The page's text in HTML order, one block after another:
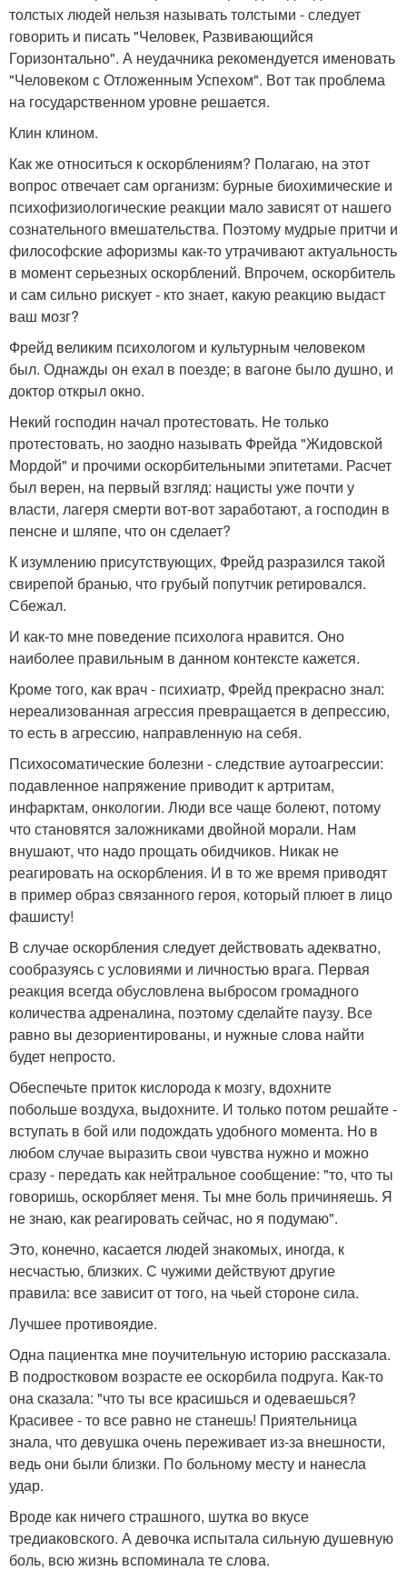
толстых людей нельзя называть толстыми - следует
говорить и писать "Человек, Развивающийся
Горизонтально". А неудачника рекомендуется именовать
"Человеком с Отложенным Успехом". Вот так проблема
на государственном уровне решается.
Клин клином.
Как же относиться к оскорблениям? Полагаю, на этот
вопрос отвечает сам организм: бурные биохимические и
психофизиологические реакции мало зависят от нашего
сознательного вмешательства. Поэтому мудрые притчи и
философские афоризмы как-то утрачивают актуальность
в момент серьезных оскорблений. Впрочем, оскорбитель
и сам сильно рискует - кто знает, какую реакцию выдаст
ваш мозг?
Фрейд великим психологом и культурным человеком
был. Однажды он ехал в поезде; в вагоне было душно, и
доктор открыл окно.
Некий господин начал протестовать. Не только
протестовать, но заодно называть Фрейда "Жидовской
Мордой" и прочими оскорбительными эпитетами. Расчет
был верен, на первый взгляд: нацисты уже почти у
власти, лагеря смерти вот-вот заработают, а господин в
пенсне и шляпе, что он сделает?
К изумлению присутствующих, Фрейд разразился такой
свирепой бранью, что грубый попутчик ретировался.
Сбежал.
И как-то мне поведение психолога нравится. Оно
наиболее правильным в данном контексте кажется.
Кроме того, как врач - психиатр, Фрейд прекрасно знал:
нереализованная агрессия превращается в депрессию,
то есть в агрессию, направленную на себя.
Психосоматические болезни - следствие аутоагрессии:
подавленное напряжение приводит к артритам,
инфарктам, онкологии. Люди все чаще болеют, потому
что становятся заложниками двойной морали. Нам
внушают, что надо прощать обидчиков. Никак не
реагировать на оскорбления. И в то же время приводят
в пример образ связанного героя, который плюет в лицо
фашисту!
В случае оскорбления следует действовать адекватно,
сообразуясь с условиями и личностью врага. Первая
реакция всегда обусловлена выбросом громадного
количества адреналина, поэтому сделайте паузу. Все
равно вы дезориентированы, и нужные слова найти
будет непросто.
Обеспечьте приток кислорода к мозгу, вдохните
побольше воздуха, выдохните. И только потом решайте -
вступать в бой или подождать удобного момента. Но в
любом случае выразить свои чувства нужно и можно
сразу - передать как нейтральное сообщение: "то, что ты
говоришь, оскорбляет меня. Ты мне боль причиняешь. Я
не знаю, как реагировать сейчас, но я подумаю".
Это, конечно, касается людей знакомых, иногда, к
несчастью, близких. С чужими действуют другие
правила: все зависит от того, на чьей стороне сила.
Лучшее противоядие.
Одна пациентка мне поучительную историю рассказала.
В подростковом возрасте ее оскорбила подруга. Как-то
она сказала: "что ты все красишься и одеваешься?
Красивее - то все равно не станешь! Приятельница
знала, что девушка очень переживает из-за внешности,
ведь они были близки. По больному месту и нанесла
удар.
Вроде как ничего страшного, шутка во вкусе
тредиаковского. А девочка испытала сильную душевную
боль, всю жизнь вспоминала те слова.